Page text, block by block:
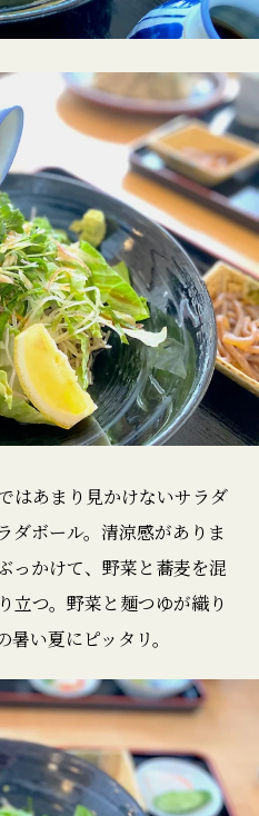
はあまり見かけないサラダ
ダボール。清涼感がありま
っかけて、野菜と蕎麦を混
立つ。野菜と麺つゆが織り
い夏にピッタリ。